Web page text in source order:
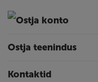
Ostja konto
Ostja teenindus
Kontaktid